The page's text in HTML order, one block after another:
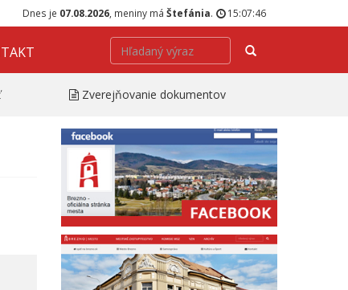
Dnes je 07.08.2026 , meniny má Štefánia. 15:07:47
Hľadať
Zverejňovanie dokumentov